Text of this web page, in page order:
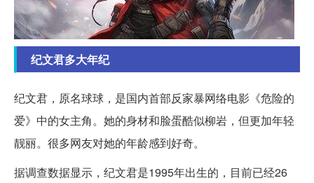
纪文君多大年纪
纪文君，原名球球，是国内首部反家暴网络电影《危险的
爱》中的女主角。她的身材和脸蛋酷似柳岩，但更加年轻
靓丽。很多网友对她的年龄感到好奇。
据调查数据显示，纪文君是1995年出生的，目前已经26